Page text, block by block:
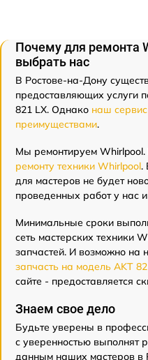
Почему для ремонта
выбрать нас
В Ростове-на-Дону
предоставляющих услуги
821 LX. Однако наш
преимуществами.
Мы ремонтируем
ремонту техники Whirlpool.
для мастеров не будет
проведенных работ у нас
Минимальные сроки
сеть мастерских техники
запчастей. И возможно на
запчасть на модель AKT
сайте - предоставляется
Знаем свое дело
Будьте уверены в
с уверенностью выполнят
данным наших мастеров в